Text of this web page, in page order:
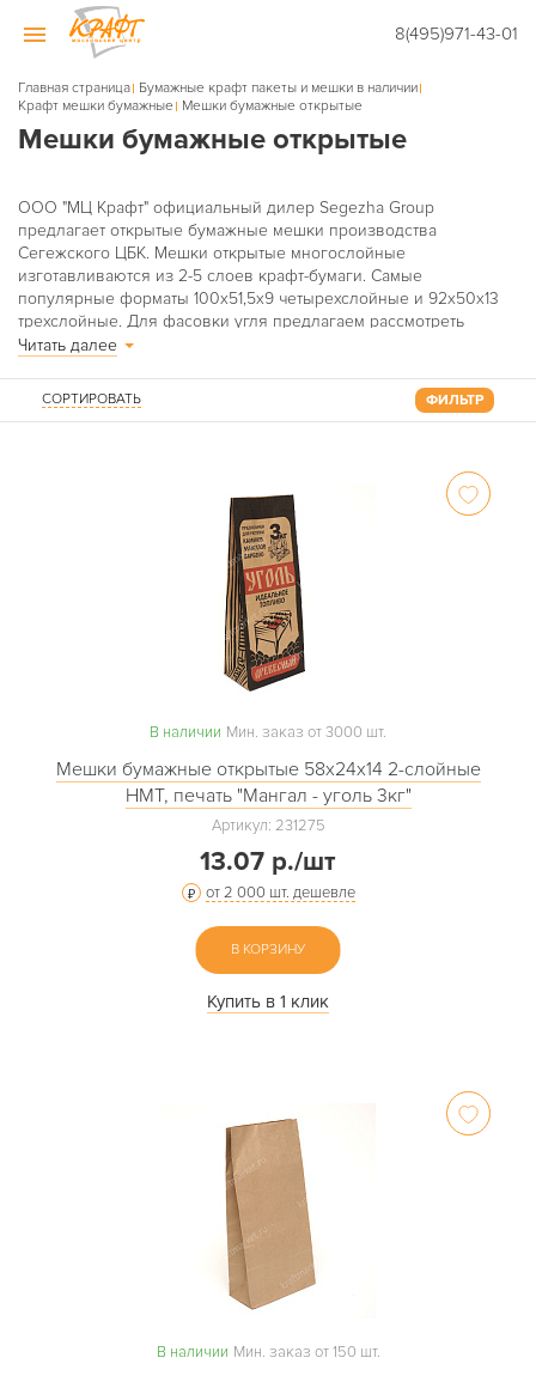
8(495)971-43-01
Главная страница Бумажные крафт пакеты и мешки в наличии
Крафт мешки бумажные Мешки бумажные открытые
Мешки бумажные открытые
ООО "МЦ Крафт" официальный дилер Segezha Group
предлагает открытые бумажные мешки производства
Сегежского ЦБК. Мешки открытые многослойные
изготавливаются из 2-5 слоев крафт-бумаги. Самые
популярные форматы 100х51,5х9 четырехслойные и 92х50х13
трехслойные. Для фасовки угля предлагаем рассмотреть
мешки с типовым логотипом по 3, 5 и 10 кг угля. Возможно
э слой, ламинированный слой). Существует три типа
конструкции открытых мешков: шестигранное дно (внешняя
Читать далее
СОРТИРОВАТЬ ФИЛЬТР
В наличии Мин. заказ от 3000 шт.
Мешки бумажные открытые 58х24х14 2-слойные
НМТ, печать "Мангал - уголь 3кг"
Артикул: 231275
13.07 р./шт
от 2 000 шт. дешевле
В КОРЗИНУ
Купить в 1 клик
В наличии Мин. заказ от 150 шт.